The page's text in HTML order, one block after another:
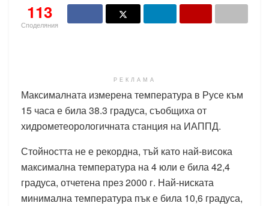
113
Споделяния
РЕКЛАМА
Максималната измерена температура в Русе към
15 часа е била 38.3 градуса, съобщиха от
хидрометеорологичната станция на ИАППД.
Стойността не е рекордна, тъй като най-висока
максимална температура на 4 юли е била 42,4
градуса, отчетена през 2000 г. Най-ниската
минимална температура пък е била 10,6 градуса,